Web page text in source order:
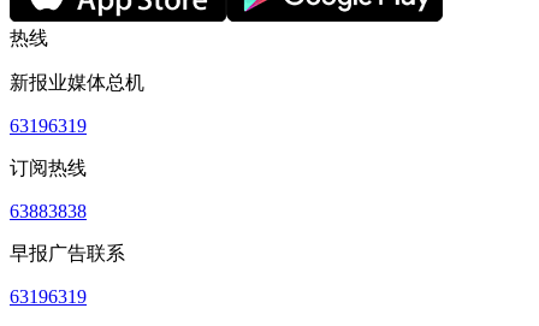
热线
新报业媒体总机
63196319
订阅热线
63883838
早报广告联系
63196319